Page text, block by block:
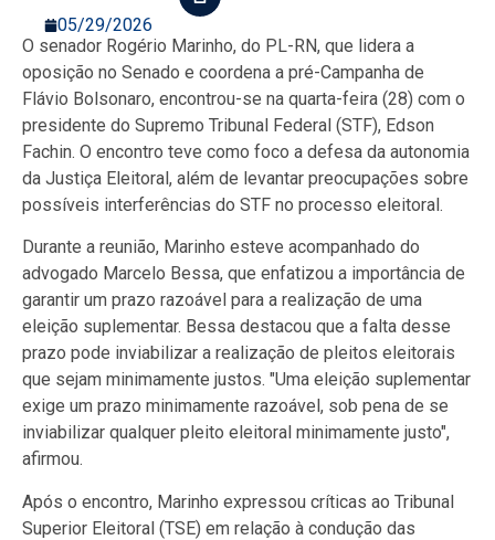
05/29/2026
O senador Rogério Marinho, do PL-RN, que lidera a
oposição no Senado e coordena a pré-Campanha de
Flávio Bolsonaro, encontrou-se na quarta-feira (28) com o
presidente do Supremo Tribunal Federal (STF), Edson
Fachin. O encontro teve como foco a defesa da autonomia
da Justiça Eleitoral, além de levantar preocupações sobre
possíveis interferências do STF no processo eleitoral.
Durante a reunião, Marinho esteve acompanhado do
advogado Marcelo Bessa, que enfatizou a importância de
garantir um prazo razoável para a realização de uma
eleição suplementar. Bessa destacou que a falta desse
prazo pode inviabilizar a realização de pleitos eleitorais
que sejam minimamente justos. "Uma eleição suplementar
exige um prazo minimamente razoável, sob pena de se
inviabilizar qualquer pleito eleitoral minimamente justo",
afirmou.
Após o encontro, Marinho expressou críticas ao Tribunal
Superior Eleitoral (TSE) em relação à condução das